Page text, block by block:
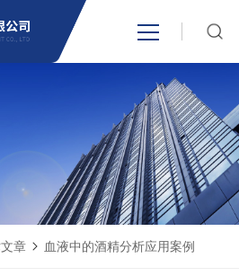
关于我们
新闻资讯
章 血液中的酒精分析应用案例